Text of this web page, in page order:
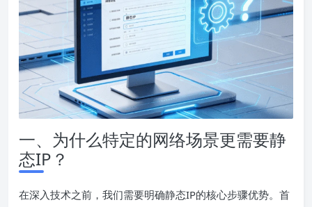
一、为什么特定的网络场景更需要静
态IP？
在深入技术之前，我们需要明确静态IP的核心步骤优势。首